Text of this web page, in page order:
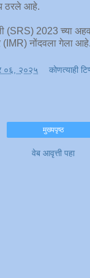
ठरले आहे.
(SRS) 2023 च्या
(IMR) नोंदवला गेला आहे.
०६, २०२५ कोणत्याही
मुख्यपृष्ठ
वेब आवृत्ती पहा